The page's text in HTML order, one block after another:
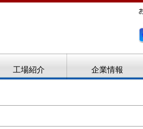
工場紹介 企業情報